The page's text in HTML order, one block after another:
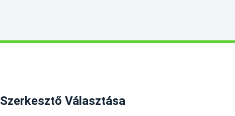
Szerkesztő Választása